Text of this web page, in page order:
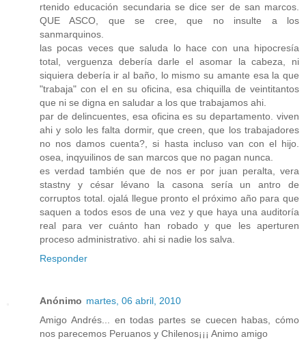
rtenido educación secundaria se dice ser de san marcos.
QUE ASCO, que se cree, que no insulte a los
sanmarquinos.
las pocas veces que saluda lo hace con una hipocresía
total, verguenza debería darle el asomar la cabeza, ni
siquiera debería ir al baño, lo mismo su amante esa la que
"trabaja" con el en su oficina, esa chiquilla de veintitantos
que ni se digna en saludar a los que trabajamos ahi.
par de delincuentes, esa oficina es su departamento. viven
ahi y solo les falta dormir, que creen, que los trabajadores
no nos damos cuenta?, si hasta incluso van con el hijo.
osea, inqyuilinos de san marcos que no pagan nunca.
es verdad también que de nos er por juan peralta, vera
stastny y césar lévano la casona sería un antro de
corruptos total. ojalá llegue pronto el próximo año para que
saquen a todos esos de una vez y que haya una auditoría
real para ver cuánto han robado y que les aperturen
proceso administrativo. ahi si nadie los salva.
Responder
Anónimo martes, 06 abril, 2010
Amigo Andrés... en todas partes se cuecen habas, cómo
nos parecemos Peruanos y Chilenos¡¡¡ Animo amigo